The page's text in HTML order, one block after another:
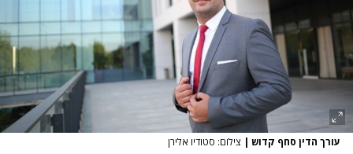
עורך הדין סחף קדוש | צילום: סטודיו אלירן